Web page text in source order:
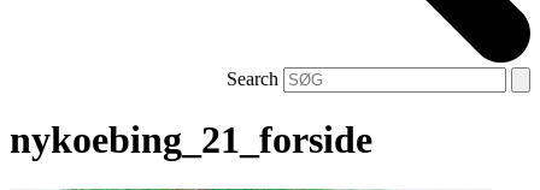
Search
nykoebing_21_forside